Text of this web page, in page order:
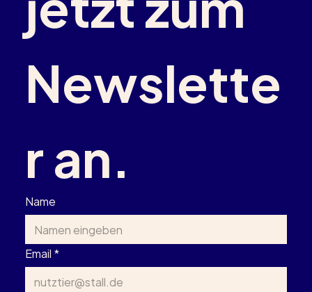
Newslette
r an.
Name
Email*